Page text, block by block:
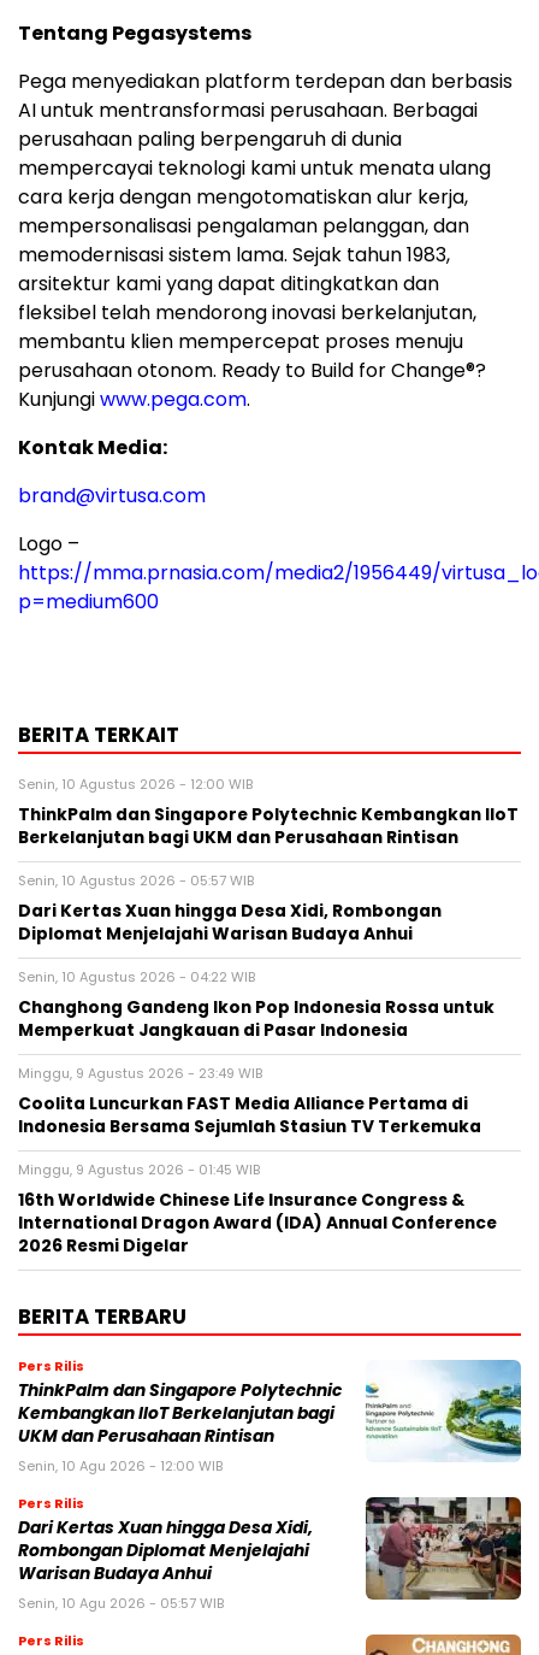
Tentang Pegasystems
Pega menyediakan platform terdepan dan berbasis
AI untuk mentransformasi perusahaan. Berbagai
perusahaan paling berpengaruh di dunia
mempercayai teknologi kami untuk menata ulang
cara kerja dengan mengotomatiskan alur kerja,
mempersonalisasi pengalaman pelanggan, dan
memodernisasi sistem lama. Sejak tahun 1983,
arsitektur kami yang dapat ditingkatkan dan
fleksibel telah mendorong inovasi berkelanjutan,
membantu klien mempercepat proses menuju
perusahaan otonom. Ready to Build for Change®?
Kunjungiwww.pega.com.
Kontak Media:
brand@virtusa.com
Logo –
https://mma.prnasia.com/media2/1956449/
p=medium600
BERITA TERKAIT
Senin, 10 Agustus 2026 - 12:00 WIB
ThinkPalm dan Singapore Polytechnic Kembangkan IIoT
Berkelanjutan bagi UKM dan Perusahaan Rintisan
Senin, 10 Agustus 2026 - 05:57 WIB
Dari Kertas Xuan hingga Desa Xidi, Rombongan
Diplomat Menjelajahi Warisan Budaya Anhui
Senin, 10 Agustus 2026 - 04:22 WIB
Changhong Gandeng Ikon Pop Indonesia Rossa untuk
Memperkuat Jangkauan di Pasar Indonesia
Minggu, 9 Agustus 2026 - 23:49 WIB
Coolita Luncurkan FAST Media Alliance Pertama di
Indonesia Bersama Sejumlah Stasiun TV Terkemuka
Minggu, 9 Agustus 2026 - 01:45 WIB
16th Worldwide Chinese Life Insurance Congress &
International Dragon Award (IDA) Annual Conference
2026 Resmi Digelar
BERITA TERBARU
Pers Rilis
ThinkPalm dan Singapore Polytechnic
Kembangkan IIoT Berkelanjutan bagi
UKM dan Perusahaan Rintisan
Senin, 10 Agu 2026 - 12:00 WIB
Pers Rilis
Dari Kertas Xuan hingga Desa Xidi,
Rombongan Diplomat Menjelajahi
Warisan Budaya Anhui
Senin, 10 Agu 2026 - 05:57 WIB
Pers Rilis